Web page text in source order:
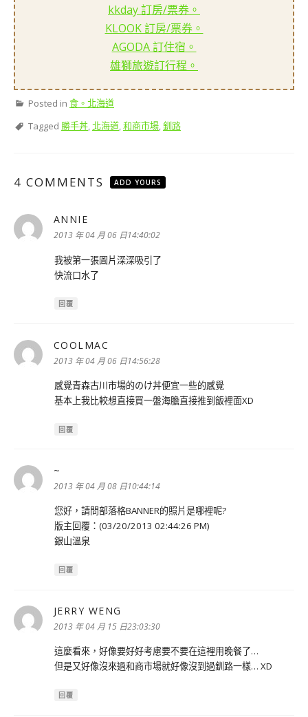
kkday 訂房/票券。
KLOOK 訂房/票券。
AGODA 訂住宿。
雄獅旅遊訂行程。
Posted in 食。北海道
Tagged 勝手丼,北海道,和商市場,釧路
4 COMMENTS ADD YOURS
ANNIE
示:
2013 年 04 月 06 日14:40:02
我被第一張圖片深深吸引了
快流口水了
回覆
COOLMAC
示:
2013 年 04 月 06 日14:56:28
感覺青森古川市場的のけ丼便宜一些的感覺
基本上我比較想直接買一盤海膽直接推到飯裡面XD
回覆
~
示:
2013 年 04 月 08 日10:44:14
您好，請問部落格BANNER的照片是哪裡呢?
版主回覆：(03/20/2013 02:44:26 PM)
銀山溫泉
回覆
JERRY WENG
示:
2013 年 04 月 15 日23:03:30
這麼看來，好像要好好考慮要不要在這裡用晚餐了…
但是又好像沒來過和商市場就好像沒到過釧路一樣… XD
回覆